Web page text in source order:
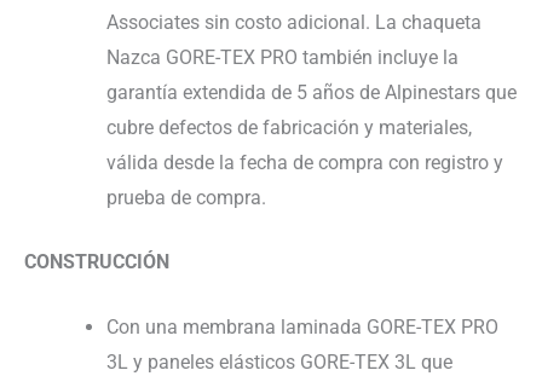
Associates sin costo adicional. La chaqueta
Nazca GORE-TEX PRO también incluye la
garantía extendida de 5 años de Alpinestars que
cubre defectos de fabricación y materiales,
válida desde la fecha de compra con registro y
prueba de compra.
CONSTRUCCIÓN
Con una membrana laminada GORE-TEX PRO
3L y paneles elásticos GORE-TEX 3L que